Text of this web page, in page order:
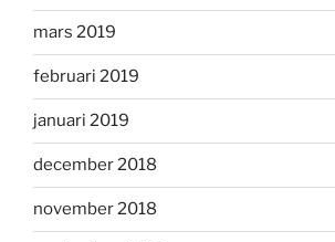
mars 2019
februari 2019
januari 2019
december 2018
november 2018